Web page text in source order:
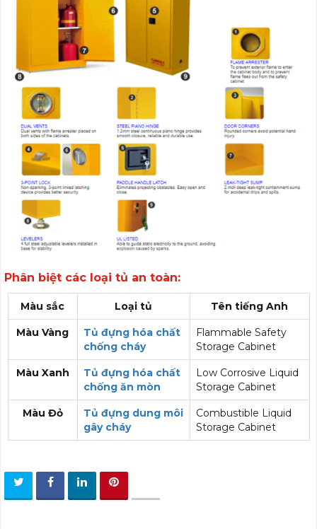
Phân biệt các loại tủ an toàn:
Màu sắc Loại tủ Tên tiếng Anh
Màu Vàng
Tủ đựng hóa chất
chống cháy
Flammable Safety
Storage Cabinet
Màu Xanh
Tủ đựng hóa chất
chống ăn mòn
Low Corrosive Liquid
Storage Cabinet
Màu Đỏ
Tủ đựng dung môi
gây cháy
Combustible Liquid
Storage Cabinet